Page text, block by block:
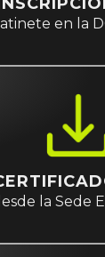
en la
la Sede